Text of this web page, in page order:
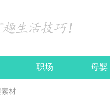
职场 母婴
材